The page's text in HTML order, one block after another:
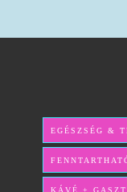
EGÉSZSÉG &
KÁVÉ +